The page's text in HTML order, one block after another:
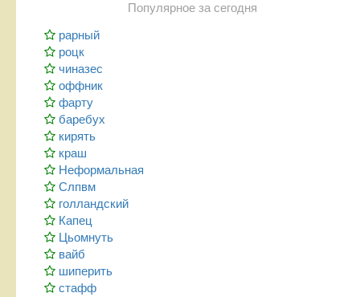
Популярное за сегодня
рарный
роцк
чиназес
оффник
фарту
баребух
кирять
краш
Неформальная
Слпвм
голландский
Капец
Цьомнуть
вайб
шиперить
стафф